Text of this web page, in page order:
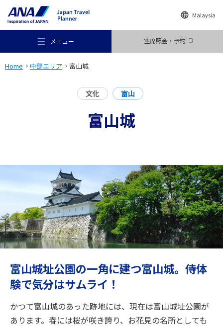
Malaysia
メニュー 空席照会・予約
行き先
旅のお役立ち情報
閉じる
Home 中部エリア 富山城
文化 富山
富山城
富山城址公園の一角に建つ富山城。侍体
験で気分はサムライ！
かつて富山城のあった跡地には、現在は富山城址公園が
あります。春には桜が咲き誇り、お花見の名所としても